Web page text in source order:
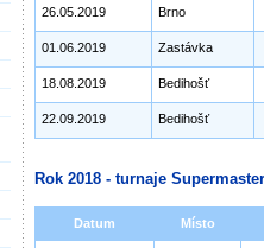
26.05.2019 Brno
01.06.2019 Zastávka
18.08.2019 Bedihošť
22.09.2019 Bedihošť
Rok 2018 - turnaje
Datum Místo